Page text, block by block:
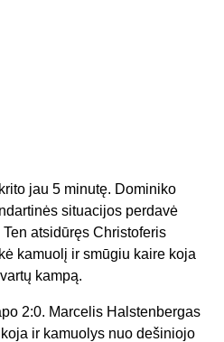
jau 5 minutę. Dominiko
situacijos perdavė
atsidūręs Christoferis
kamuolį ir smūgiu kaire koja
kampą.
2:0. Marcelis Halstenbergas
ir kamuolys nuo dešiniojo